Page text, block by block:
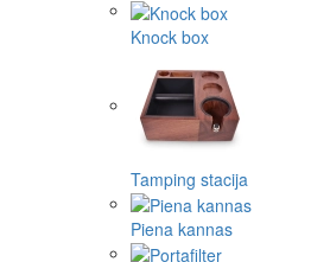
Knock box
Tamping stacija
Piena kannas